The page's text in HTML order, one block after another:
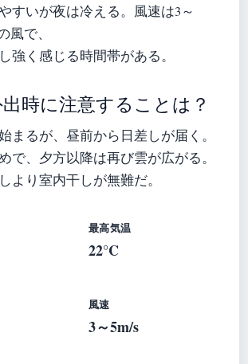
すいが夜は冷える。風速は3～
風で、
強く感じる時間帯がある。
時に注意することは？
まるが、昼前から日差しが届く。
で、夕方以降は再び雲が広がる。
より室内干しが無難だ。
最高気温
22°C
風速
3～5m/s